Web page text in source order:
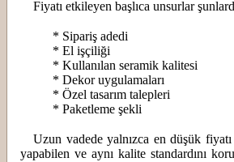
Fiyatı etkileyen başlıca unsurlar
* Sipariş adedi
* El işçiliği
* Kullanılan seramik kalitesi
* Dekor uygulamaları
* Özel tasarım talepleri
* Paketleme şekli
Uzun vadede yalnızca en düşük
yapabilen ve aynı kalite standardını